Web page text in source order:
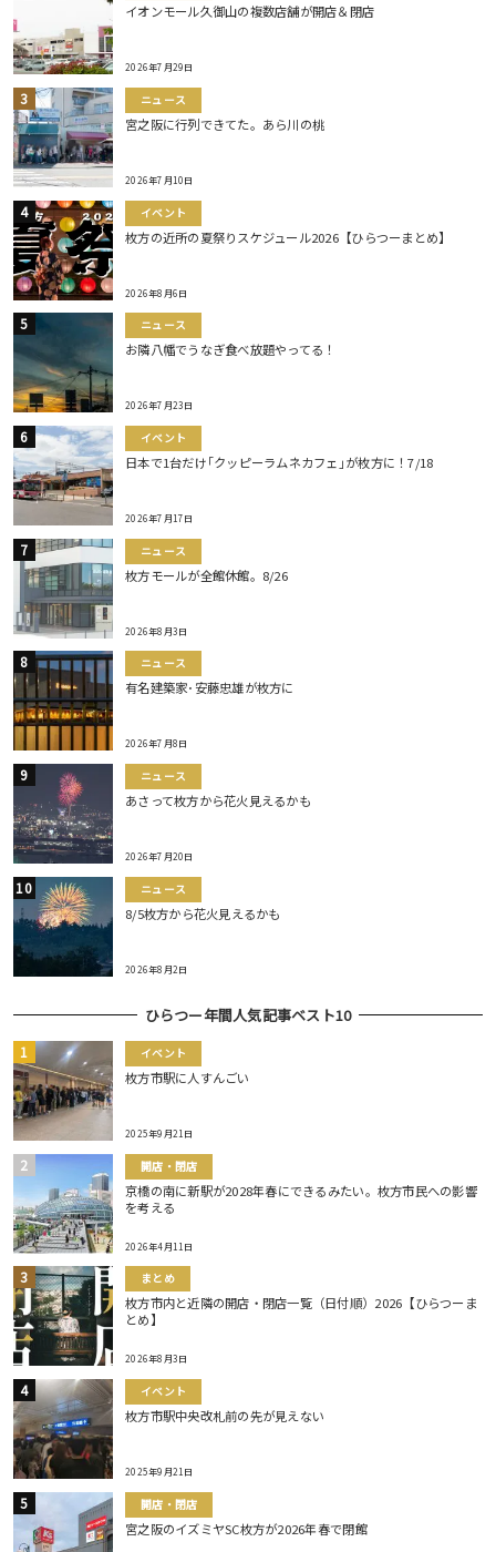
イオンモール久御山の複数店舗が開店＆閉店
2026年7月29日
ニュース
宮之阪に行列できてた。あら川の桃
2026年7月10日
イベント
枚方の近所の夏祭りスケジュール2026【ひらつーまとめ】
2026年8月6日
ニュース
お隣八幡でうなぎ食べ放題やってる！
2026年7月23日
イベント
日本で1台だけ｢クッピーラムネカフェ｣が枚方に！7/18
2026年7月17日
ニュース
枚方モールが全館休館。8/26
2026年8月3日
ニュース
有名建築家･安藤忠雄が枚方に
2026年7月8日
ニュース
あさって枚方から花火見えるかも
2026年7月20日
ニュース
8/5枚方から花火見えるかも
2026年8月2日
ひらつー年間人気記事ベスト10
イベント
枚方市駅に人すんごい
2025年9月21日
開店・閉店
京橋の南に新駅が2028年春にできるみたい。枚方市民への影響
を考える
2026年4月11日
まとめ
枚方市内と近隣の開店・閉店一覧（日付順）2026【ひらつーま
とめ】
2026年8月3日
イベント
枚方市駅中央改札前の先が見えない
2025年9月21日
開店・閉店
宮之阪のイズミヤSC枚方が2026年春で閉館